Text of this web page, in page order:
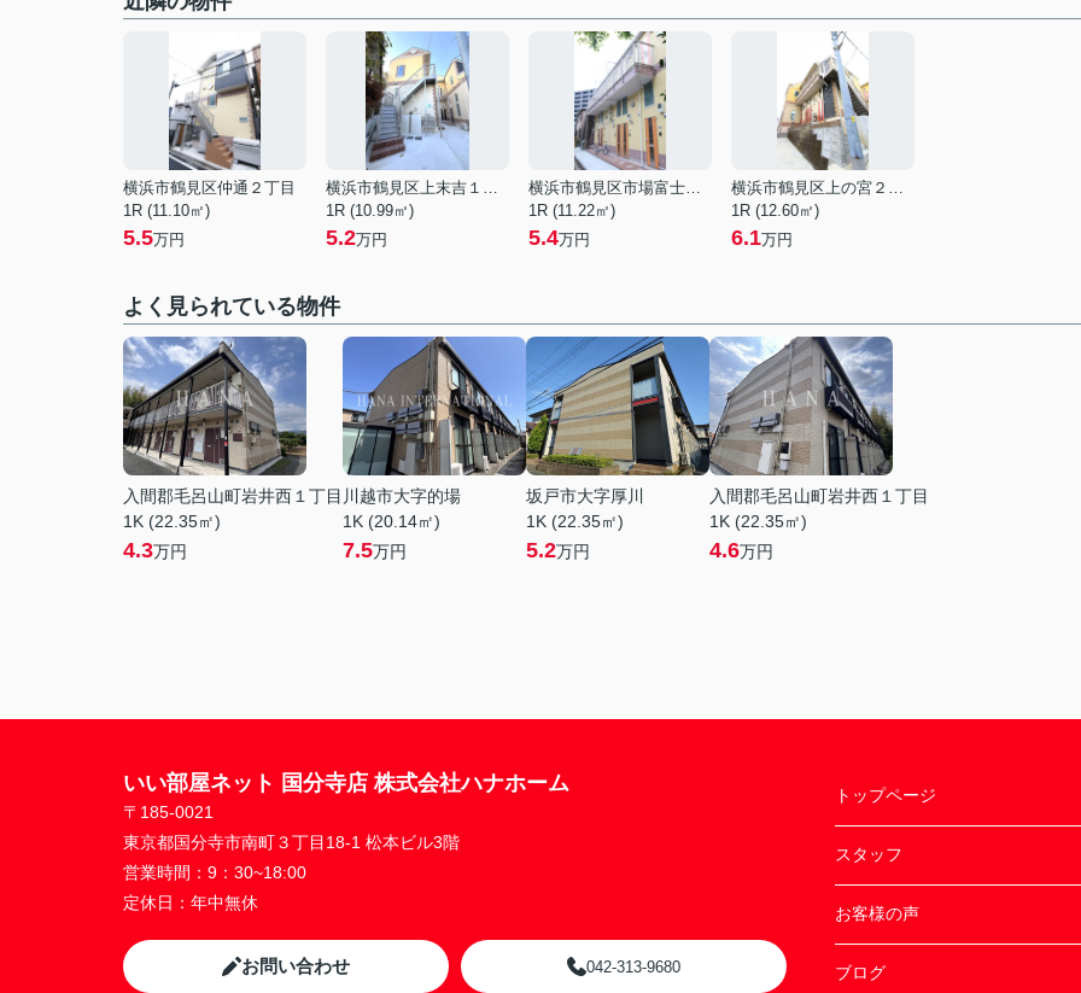
横浜市鶴見区仲通２丁目
1R (11.10㎡)
5.5万円
横浜市鶴見区上末吉１丁目
1R (10.99㎡)
5.2万円
横浜市鶴見区市場富士見町
1R (11.22㎡)
5.4万円
横浜市鶴見区上の宮２丁目
1R (12.60㎡)
6.1万円
よく見られている物件
入間郡毛呂山町岩井西１丁目
1K (22.35㎡)
4.3万円
川越市大字的場
1K (20.14㎡)
7.5万円
坂戸市大字厚川
1K (22.35㎡)
5.2万円
入間郡毛呂山町岩井西１丁目
1K (22.35㎡)
4.6万円
いい部屋ネット 国分寺店 株式会社ハナホーム
〒185-0021
東京都国分寺市南町３丁目18-1 松本ビル3階
営業時間： 9：30~18:00
定休日： 年中無休
お問い合わせ 042-313-9680
トップページ
スタッフ
お客様の声
ブログ